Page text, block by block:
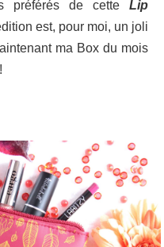
préférés de cette Lip
est, pour moi, un joli
ma Box du mois